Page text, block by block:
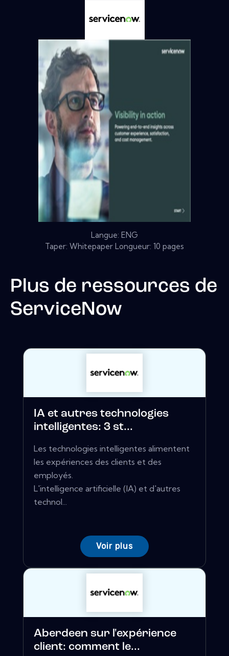
Langue: ENG
Taper: Whitepaper Longueur: 10 pages
Plus de ressources de
ServiceNow
IA et autres technologies
intelligentes: 3 st...
Les technologies intelligentes alimentent
les expériences des clients et des
employés.
L'intelligence artificielle (IA) et d'autres
technol...
Voir plus
Aberdeen sur l'expérience
client: comment le...